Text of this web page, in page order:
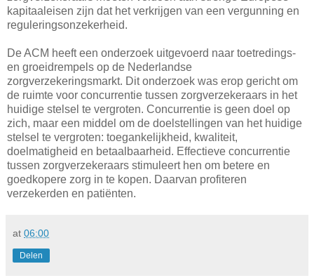
kapitaaleisen zijn dat het verkrijgen van een vergunning en
reguleringsonzekerheid.
De ACM heeft een onderzoek uitgevoerd naar toetredings-
en groeidrempels op de Nederlandse
zorgverzekeringsmarkt. Dit onderzoek was erop gericht om
de ruimte voor concurrentie tussen zorgverzekeraars in het
huidige stelsel te vergroten. Concurrentie is geen doel op
zich, maar een middel om de doelstellingen van het huidige
stelsel te vergroten: toegankelijkheid, kwaliteit,
doelmatigheid en betaalbaarheid. Effectieve concurrentie
tussen zorgverzekeraars stimuleert hen om betere en
goedkopere zorg in te kopen. Daarvan profiteren
verzekerden en patiënten.
at 06:00
Delen